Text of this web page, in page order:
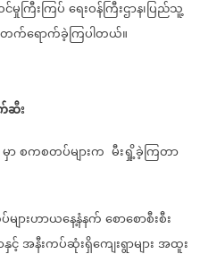
မှုကြီးကြပ်ရေးဝန်ကြီးဌာန၊ပြည်သူ့
တက်ရောက်ခဲ့ကြပါတယ်။
ဆီး
မှာစကစတပ်များက မီးရှို့ခဲ့ကြတာ
ျားဟာယနေ့နံနက်စောစောစီးစီး
င့်အနီးကပ်ဆုံးရှိကျေးရွာများအထူး